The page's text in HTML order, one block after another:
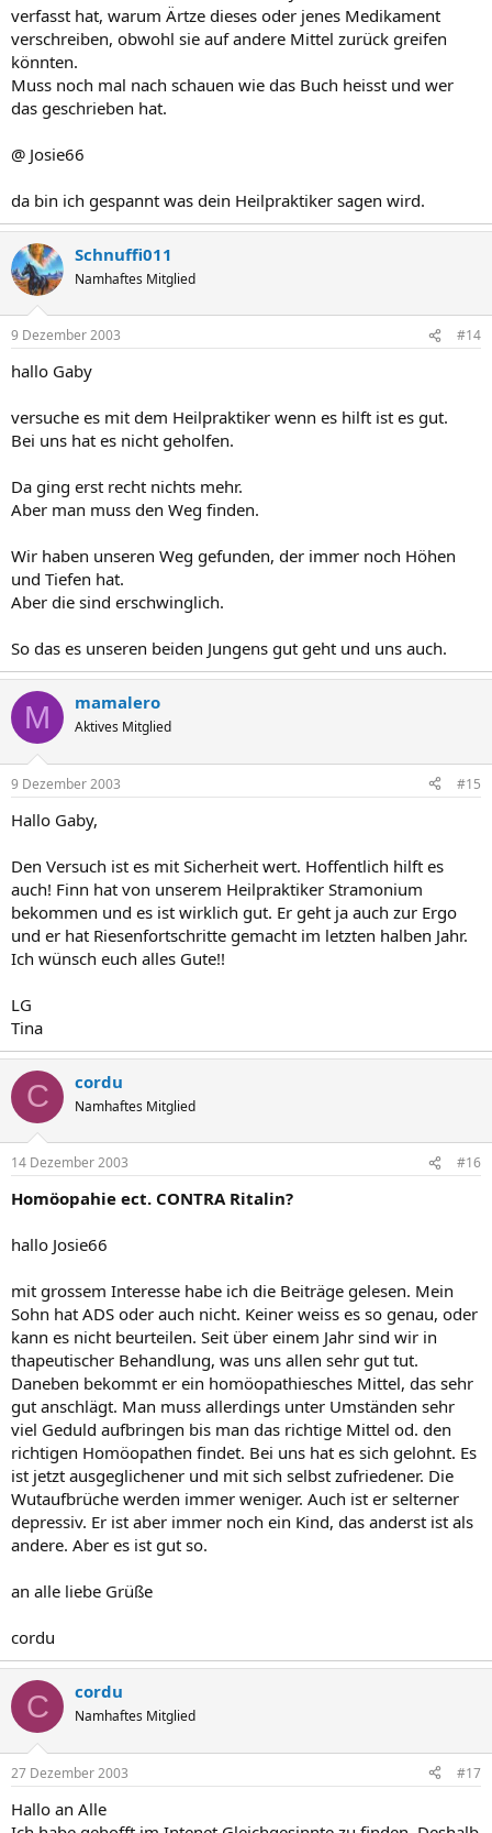
verfasst hat, warum Ärtze dieses oder jenes Medikament
verschreiben, obwohl sie auf andere Mittel zurück greifen
könnten.
Muss noch mal nach schauen wie das Buch heisst und wer
das geschrieben hat.
@ Josie66
da bin ich gespannt was dein Heilpraktiker sagen wird.
Schnuffi011
Namhaftes Mitglied
9 Dezember 2003 #14
hallo Gaby
versuche es mit dem Heilpraktiker wenn es hilft ist es gut.
Bei uns hat es nicht geholfen.
Da ging erst recht nichts mehr.
Aber man muss den Weg finden.
Wir haben unseren Weg gefunden, der immer noch Höhen
und Tiefen hat.
Aber die sind erschwinglich.
So das es unseren beiden Jungens gut geht und uns auch.
M mamalero
Aktives Mitglied
9 Dezember 2003 #15
Hallo Gaby,
Den Versuch ist es mit Sicherheit wert. Hoffentlich hilft es
auch! Finn hat von unserem Heilpraktiker Stramonium
bekommen und es ist wirklich gut. Er geht ja auch zur Ergo
und er hat Riesenfortschritte gemacht im letzten halben Jahr.
Ich wünsch euch alles Gute!!
LG
Tina
C cordu
Namhaftes Mitglied
14 Dezember 2003 #16
Homöopahie ect. CONTRA Ritalin?
hallo Josie66
mit grossem Interesse habe ich die Beiträge gelesen. Mein
Sohn hat ADS oder auch nicht. Keiner weiss es so genau, oder
kann es nicht beurteilen. Seit über einem Jahr sind wir in
thapeutischer Behandlung, was uns allen sehr gut tut.
Daneben bekommt er ein homöopathiesches Mittel, das sehr
gut anschlägt. Man muss allerdings unter Umständen sehr
viel Geduld aufbringen bis man das richtige Mittel od. den
richtigen Homöopathen findet. Bei uns hat es sich gelohnt. Es
ist jetzt ausgeglichener und mit sich selbst zufriedener. Die
Wutaufbrüche werden immer weniger. Auch ist er selterner
depressiv. Er ist aber immer noch ein Kind, das anderst ist als
andere. Aber es ist gut so.
an alle liebe Grüße
cordu
C cordu
Namhaftes Mitglied
27 Dezember 2003 #17
Hallo an Alle